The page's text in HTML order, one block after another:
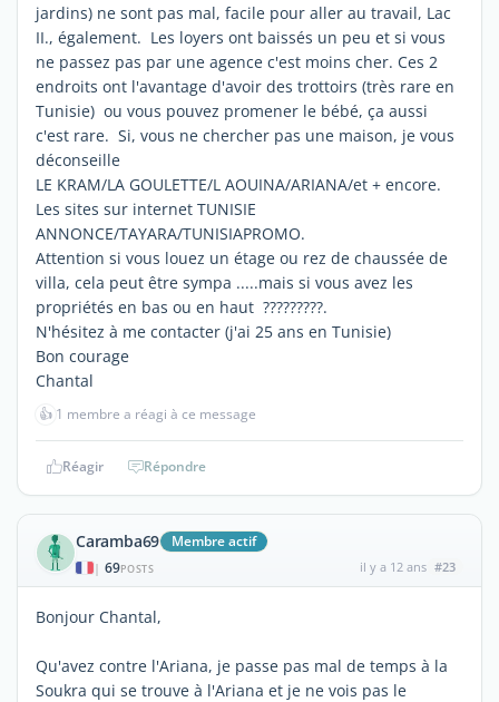
jardins) ne sont pas mal, facile pour aller au travail, Lac
II., également. Les loyers ont baissés un peu et si vous
ne passez pas par une agence c'est moins cher. Ces 2
endroits ont l'avantage d'avoir des trottoirs (très rare en
Tunisie) ou vous pouvez promener le bébé, ça aussi
c'est rare. Si, vous ne chercher pas une maison, je vous
déconseille
LE KRAM/LA GOULETTE/L AOUINA/ARIANA/et + encore.
Les sites sur internet TUNISIE
ANNONCE/TAYARA/TUNISIAPROMO.
Attention si vous louez un étage ou rez de chaussée de
villa, cela peut être sympa .....mais si vous avez les
propriétés en bas ou en haut ?????????.
N'hésitez à me contacter (j'ai 25 ans en Tunisie)
Bon courage
Chantal
👍 1 membre a réagi à ce message
Réagir Répondre
Caramba69 Membre actif
| 69POSTS il y a 12 ans #23
Bonjour Chantal,
Qu'avez contre l'Ariana, je passe pas mal de temps à la
Soukra qui se trouve à l'Ariana et je ne vois pas le